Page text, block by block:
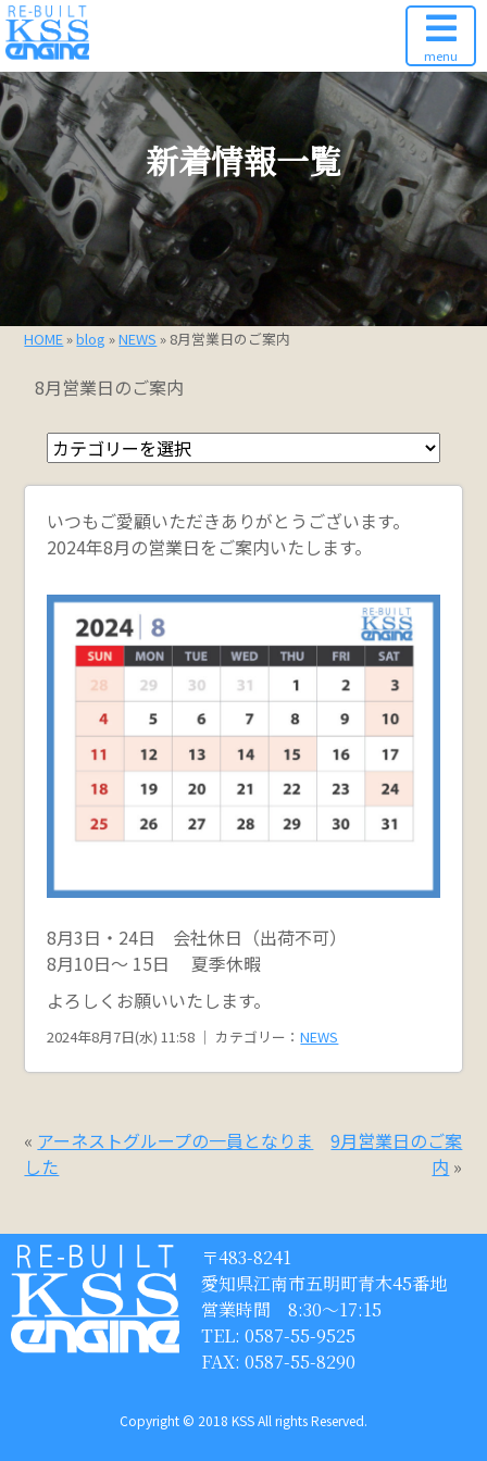
menu
新着情報一覧
HOME»blog »NEWS » 8月営業日のご案内
8月営業日のご案内
いつもご愛顧いただきありがとうございます。
2024年8月の営業日をご案内いたします。
8月3日・24日 会社休日（出荷不可）
8月10日～ 15日 夏季休暇
よろしくお願いいたします。
2024年8月7日(水) 11:58 ｜ カテゴリー：NEWS
« アーネストグループの一員となりま
した
9月営業日のご案
内 »
〒483-8241
愛知県江南市五明町青木45番地
営業時間 8:30〜17:15
TEL: 0587-55-9525
FAX: 0587-55-8290
Copyright © 2018 KSS All rights Reserved.